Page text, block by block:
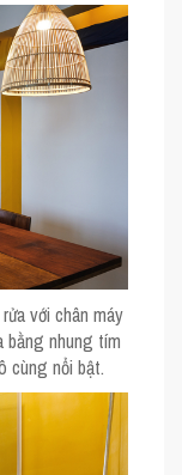
với chân máy
bằng nhung tím
cùng nổi bật.